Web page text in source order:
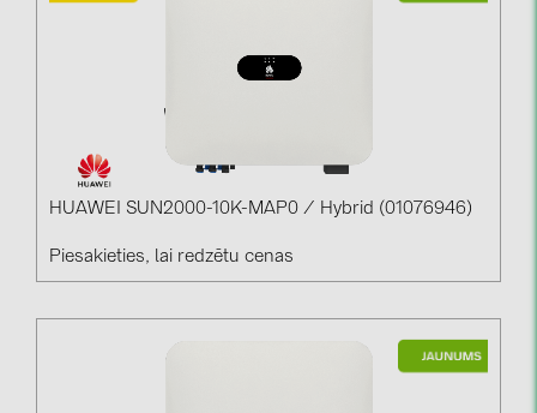
HUAWEI SUN2000-10K-MAP0 / Hybrid (01076946)
Piesakieties, lai redzētu cenas